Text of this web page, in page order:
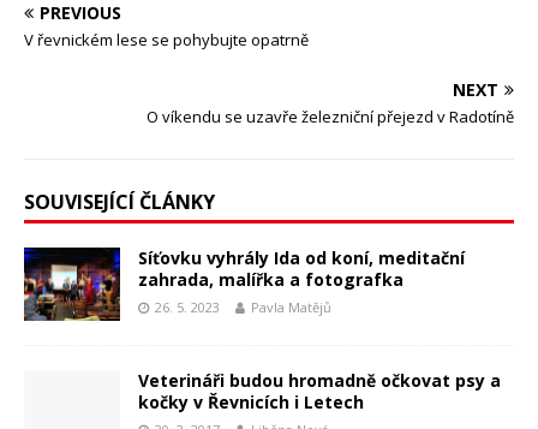
PREVIOUS
V řevnickém lese se pohybujte opatrně
NEXT
O víkendu se uzavře železniční přejezd v Radotíně
SOUVISEJÍCÍ ČLÁNKY
Síťovku vyhrály Ida od koní, meditační
zahrada, malířka a fotografka
26. 5. 2023 Pavla Matějů
Veterináři budou hromadně očkovat psy a
kočky v Řevnicích i Letech